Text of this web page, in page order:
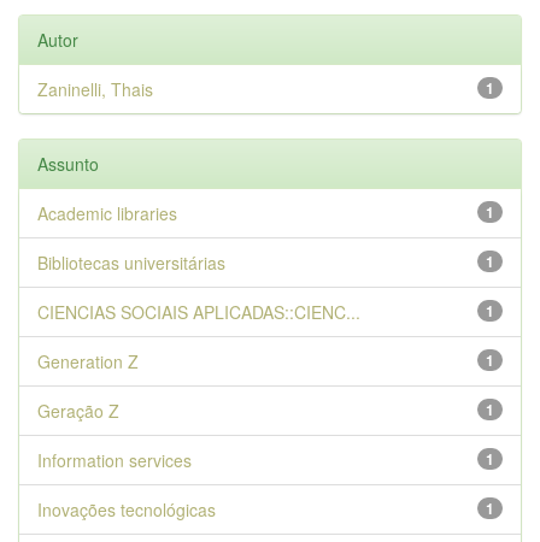
Autor
1
Zaninelli, Thais
Assunto
1
Academic libraries
1
Bibliotecas universitárias
1
CIENCIAS SOCIAIS APLICADAS::CIENC...
1
Generation Z
1
Geração Z
1
Information services
1
Inovações tecnológicas